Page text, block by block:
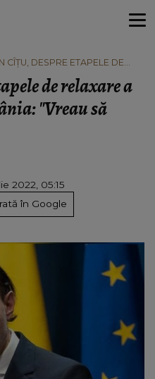
CÎȚU, DESPRE ETAPELE DE
"VREAU SĂ ARĂTĂM CĂ
de relaxare a
"Vreau să
2022, 05:15
în Google